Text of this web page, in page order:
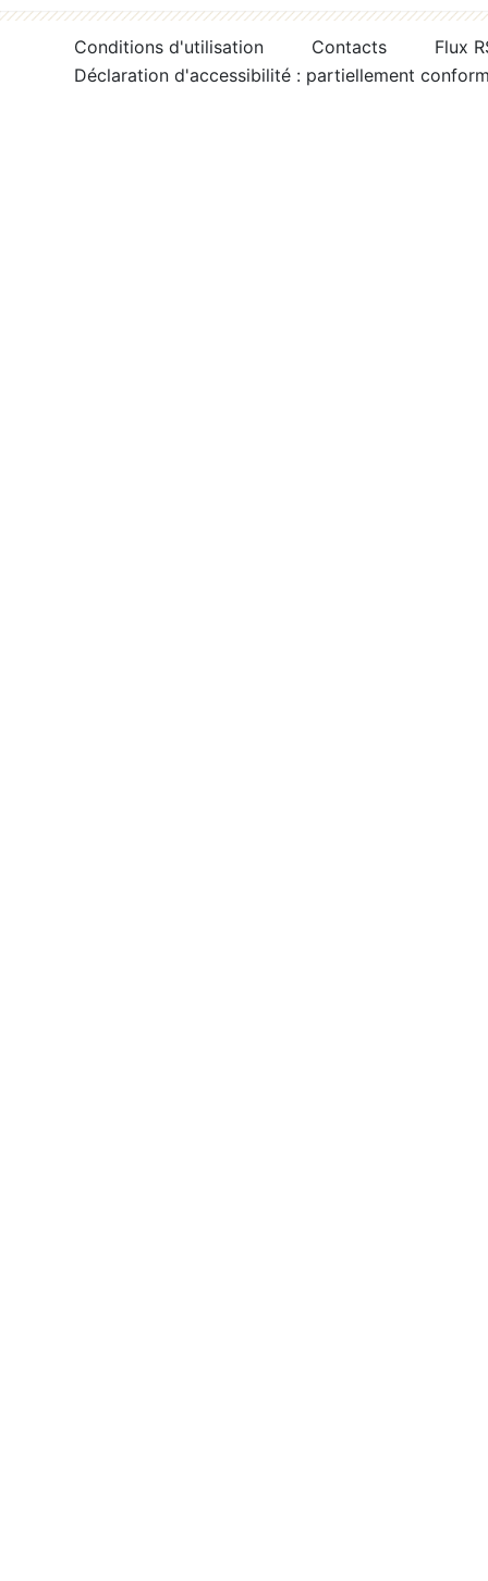
Conditions d'utilisation Contacts
Flux
Déclaration d'accessibilité : partiellement